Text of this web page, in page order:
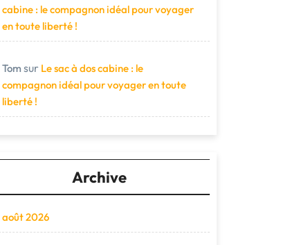
cabine : le compagnon idéal pour voyager
en toute liberté !
Tom sur Le sac à dos cabine : le
compagnon idéal pour voyager en toute
liberté !
Archive
août 2026